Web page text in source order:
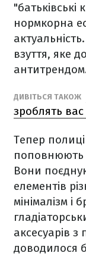
"батьківські
нормкорна
взуття, яке
ДИВІТЬСЯ ТАКОЖ
зроблять вас
Тепер полиці
поповнюють
Вони
елементів
мінімалізм і
аксесуарів з
доводилося